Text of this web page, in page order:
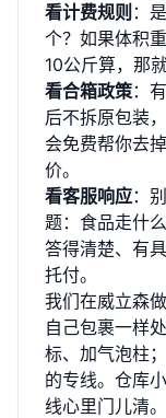
看计费规则 ：
个？如果体积
10公斤算，那
看合箱政策：
后不拆原包装
会免费帮你去
价。
看客服响应：
题：食品走什
答得清楚、有
托付。
我们在威立森
自己包裹一样
标、加气泡柱
的专线。仓库
线心里门儿清。